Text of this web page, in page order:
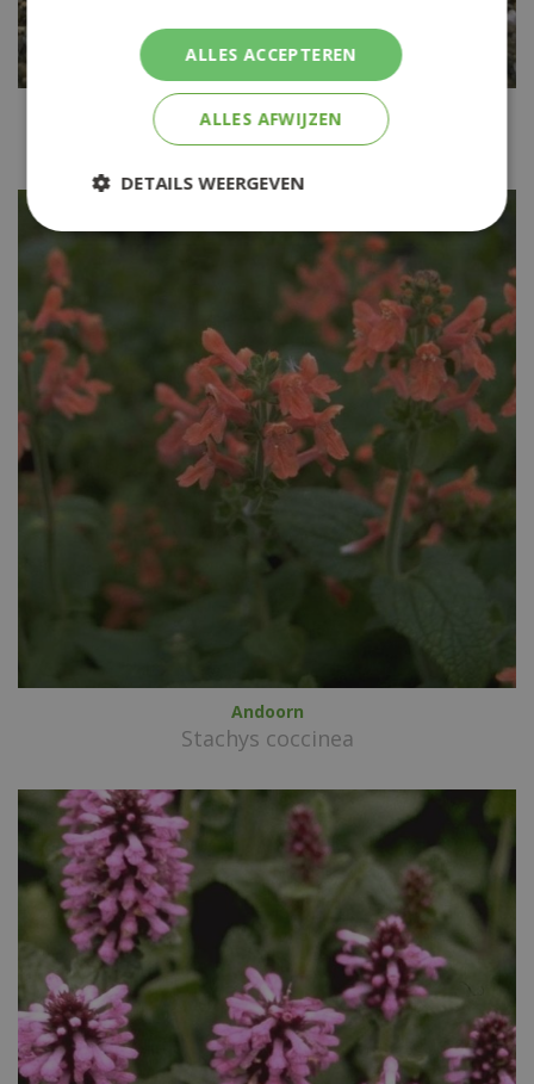
Andoorn
Stachys discolor
Andoorn
Stachys coccinea
ALLES ACCEPTEREN
ALLES AFWIJZEN
DETAILS WEERGEVEN